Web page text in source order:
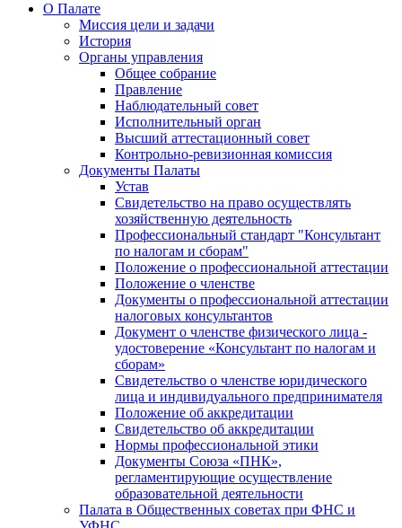
О Палате
Миссия цели и задачи
История
Органы управления
Общее собрание
Правление
Наблюдательный совет
Исполнительный орган
Высший аттестационный совет
Контрольно-ревизионная комиссия
Документы Палаты
Устав
Свидетельство на право осуществлять
хозяйственную деятельность
Профессиональный стандарт "Консультант
по налогам и сборам"
Положение о профессиональной аттестации
Положение о членстве
Документы о профессиональной аттестации
налоговых консультантов
Документ о членстве физического лица -
удостоверение «Консультант по налогам и
сборам»
Свидетельство о членстве юридического
лица и индивидуального предпринимателя
Положение об аккредитации
Свидетельство об аккредитации
Нормы профессиональной этики
Документы Союза «ПНК»,
регламентирующие осуществление
образовательной деятельности
Палата в Общественных советах при ФНС и